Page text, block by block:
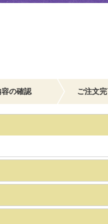
の確認 ご注文